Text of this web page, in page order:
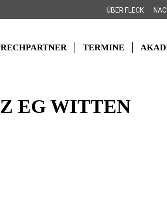
ÜBER FLECK
TERMINE
EG WITTEN